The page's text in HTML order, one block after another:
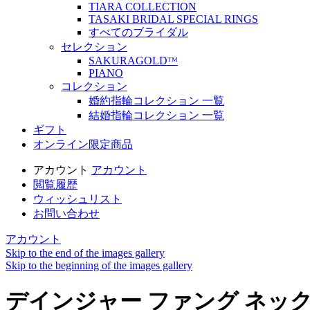
TIARA COLLECTION
TASAKI BRIDAL SPECIAL RINGS
すべてのブライダル
セレクション
SAKURAGOLDᵀᴹ
PIANO
コレクション
婚約指輪コレクション 一覧
結婚指輪コレクション 一覧
ギフト
オンライン限定商品
アカウント アカウント
閲覧履歴
ウィッシュリスト
お問い合わせ
アカウント
Skip to the end of the images gallery
Skip to the beginning of the images gallery
デインジャー ファング ネッ